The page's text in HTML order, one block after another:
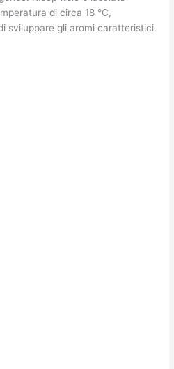
di circa 18 °C,
sviluppare gli aromi caratteristici.